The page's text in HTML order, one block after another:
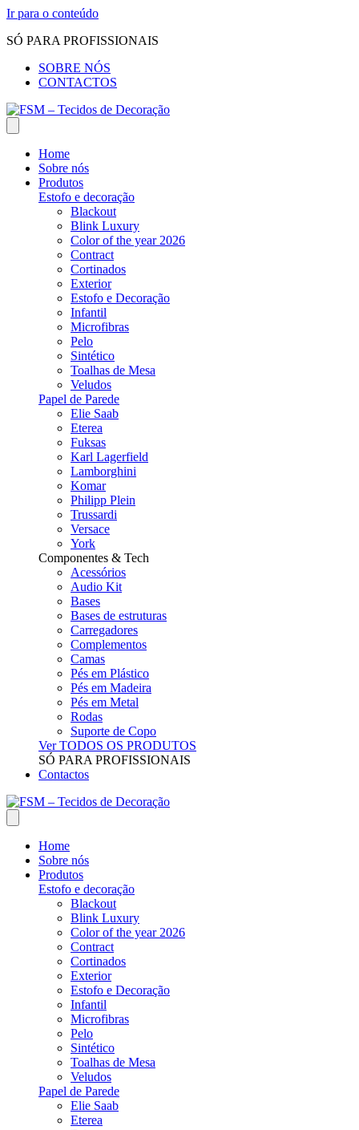
Ir para o conteúdo
SÓ PARA PROFISSIONAIS
SOBRE NÓS
CONTACTOS
Home
Sobre nós
Produtos
Estofo e decoração
Blackout
Blink Luxury
Color of the year 2026
Contract
Cortinados
Exterior
Estofo e Decoração
Infantil
Microfibras
Pelo
Sintético
Toalhas de Mesa
Veludos
Papel de Parede
Elie Saab
Eterea
Fuksas
Karl Lagerfield
Lamborghini
Komar
Philipp Plein
Trussardi
Versace
York
Componentes & Tech
Acessórios
Audio Kit
Bases
Bases de estruturas
Carregadores
Complementos
Camas
Pés em Plástico
Pés em Madeira
Pés em Metal
Rodas
Suporte de Copo
Ver TODOS OS PRODUTOS
SÓ PARA PROFISSIONAIS
Contactos
Home
Sobre nós
Produtos
Estofo e decoração
Blackout
Blink Luxury
Color of the year 2026
Contract
Cortinados
Exterior
Estofo e Decoração
Infantil
Microfibras
Pelo
Sintético
Toalhas de Mesa
Veludos
Papel de Parede
Elie Saab
Eterea